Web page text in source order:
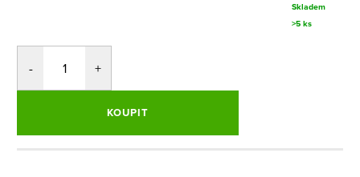
Skladem
>5 ks
KOUPIT